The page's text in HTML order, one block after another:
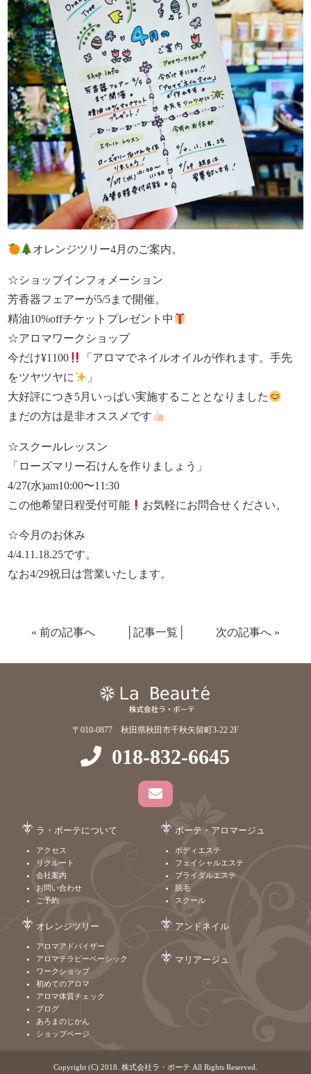
オレンジツリー4月のご案内。
☆ショップインフォメーション
芳香器フェアーが5/5まで開催。
精油10%offチケットプレゼント中
☆アロマワークショップ
今だけ¥1100
「アロマでネイルオイルが作れます。手先
をツヤツヤに
」
大好評につき5月いっぱい実施することとなりました
まだの方は是非オススメです
☆スクールレッスン
「ローズマリー石けんを作りましょう」
4/27(水)am10:00〜11:30
この他希望日程受付可能
お気軽にお問合せください。
☆今月のお休み
4/4.11.18.25です。
なお4/29祝日は営業いたします。
« 前の記事へ 記事一覧 次の記事へ »
〒010-0877 秋田県秋田市千秋矢留町3-22 2F
018-832-6645
ラ・ボーテについて
アクセス
リクルート
会社案内
お問い合わせ
ご予約
ボーテ・アロマージュ
ボディエステ
フェイシャルエステ
ブライダルエステ
脱毛
スクール
オレンジツリー
アロマアドバイザー
アロマテラピーベーシック
ワークショップ
初めてのアロマ
アロマ体質チェック
ブログ
あろまのじかん
ショップページ
アンドネイル
マリアージュ
Copyright (C) 2018. 株式会社ラ・ボーテ All Rights Reserved.